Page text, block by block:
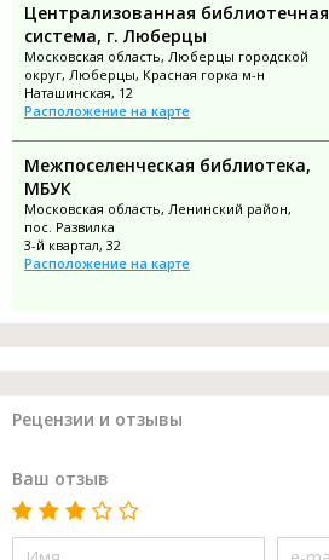
Централизованная библиотечная
система, г. Люберцы
Московская область, Люберцы городской
округ, Люберцы, Красная горка м-н
Наташинская, 12
Расположение на карте
Межпоселенческая библиотека,
МБУК
Московская область, Ленинский район,
пос. Развилка
3-й квартал, 32
Расположение на карте
Рецензии и отзывы
Ваш отзыв